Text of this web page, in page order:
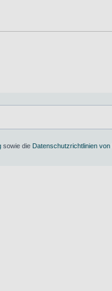
sowie die Datenschutzrichtlinien von